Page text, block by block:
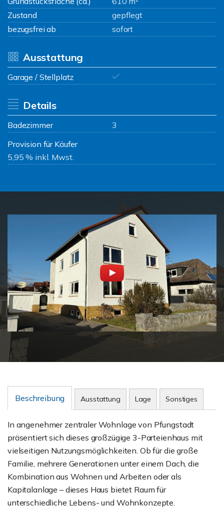
Zustand
gepflegt
bezugsfrei ab
sofort
Ausstattung
Garage / Stellplatz
Details
Badezimmer
3
Provision für Käufer
5,95 % inkl. Mwst.
Beschreibung Ausstattung Lage Sonstiges
In angenehmer zentraler Wohnlage von Pfungstadt
präsentiert sich dieses großzügige 3-Parteienhaus mit
vielseitigen Nutzungsmöglichkeiten. Ob für die große
Familie, mehrere Generationen unter einem Dach, die
Kombination aus Wohnen und Arbeiten oder als
Kapitalanlage – dieses Haus bietet Raum für
unterschiedliche Lebens- und Wohnkonzepte.